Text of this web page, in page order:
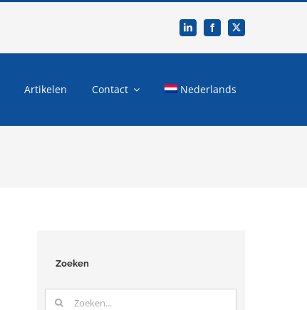
Artikelen Contact Nederlands
Zoeken
Zoeken